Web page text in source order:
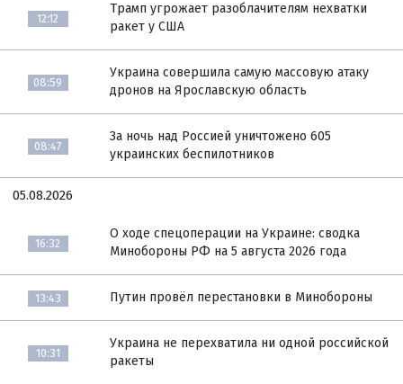
12:12
Трамп угрожает разоблачителям нехватки
ракет у США
08:59
Украина совершила самую массовую атаку
дронов на Ярославскую область
08:47
За ночь над Россией уничтожено 605
украинских беспилотников
05.08.2026
16:32
О ходе спецоперации на Украине: сводка
Минобороны РФ на 5 августа 2026 года
13:43 Путин провёл перестановки в Минобороны
10:31
Украина не перехватила ни одной российской
ракеты